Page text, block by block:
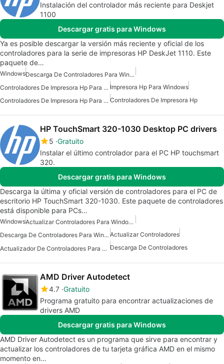
Instalación del controlador más reciente para Deskjet
1100
Descargar gratis para Windows
Ya es posible descargar la versión más reciente y oficial de los
controladores para la serie de impresoras HP DeskJet 1110. Este
paquete de…
Windows
Descarga De Controladores Para Windows
Controladores De Impresora Hp Para Windows Impresora Hp Para Windows
Controladores De Impresora Hp Para Windows 10 Controladores De Impresora Hp
HP TouchSmart 320-1030 Desktop PC drivers
5 Gratuito
Instalar el último controlador para el PC HP touchsmart
320.
Descargar gratis para Windows
Descarga la última y oficial versión de controladores para el PC de
escritorio HP TouchSmart 320-1030. Este paquete de controladores
está disponible para PCs…
Windows
Actualizar Controladores Para Windows
Descarga De Controladores Para Windows Actualizar Controladores
Actualizador De Controladores Para Windows Descarga De Controladores
AMD Driver Autodetect
4.7 Gratuito
Programa gratuito para encontrar actualizaciones de
drivers AMD
Descargar gratis para Windows
AMD Driver Autodetect es un programa que sirve para encontrar y
actualizar los controladores de tu tarjeta gráfica AMD en el mismo
momento en…